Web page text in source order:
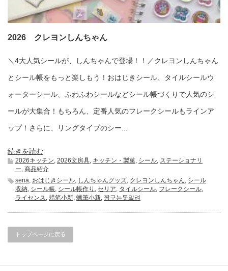
2026 クレヨンしんちゃん
＼4大人気シールが、しんちゃんで登場！！／クレヨンしんちゃん
とシール帳をもっと楽しもう！おはじきシール、タイルシールウ
ォーターシール、ふわふわシールなどシール帳づくりで人気のシ
ールが大集合！もちろん、定番人気のフレークシールもラインア
ップ！さらに、リングタイプのシー...
続きを読む
2026キッチン, 2026文房具, キッチン・製菓, シール, ステーショナリ
ー, 商品紹介
seria, おはじきシール, しんちゃんグッズ, クレヨンしんちゃん, シール
収納, シール帳, シール帳作り , セリア, タイルシール, フレークシール,
ライセンス, 蜡笔小新, 蠟筆小新, 짱구는못말려
トップページに戻る